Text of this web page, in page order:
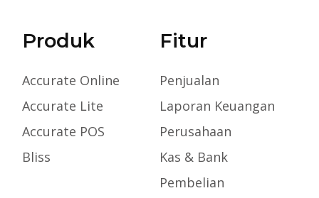
Produk
Accurate Online
Accurate Lite
Accurate POS
Bliss
Fitur
Penjualan
Laporan Keuangan
Perusahaan
Kas & Bank
Pembelian